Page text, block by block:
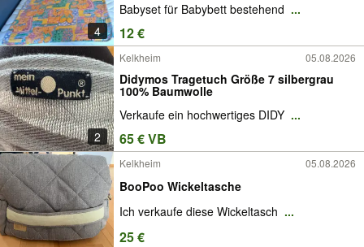
4
Babyset für Babybett bestehend ...
12 €
2
Kelkheim 05.08.2026
Didymos Tragetuch Größe 7 silbergrau
100% Baumwolle
Verkaufe ein hochwertiges DIDY ...
65 € VB
Kelkheim 05.08.2026
BooPoo Wickeltasche
Ich verkaufe diese Wickeltasch ...
25 €